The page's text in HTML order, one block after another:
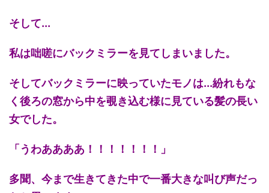
そして...
私は咄嗟にバックミラーを見てしまいました。
そしてバックミラーに映っていたモノは...紛れもな
く後ろの窓から中を覗き込む様に見ている髪の長い
女でした。
「うわああああ！！！！！！！」
多聞、今まで生きてきた中で一番大きな叫び声だっ